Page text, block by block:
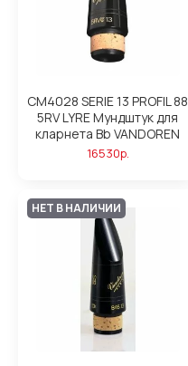
CM4028 SERIE 13 PROFIL 88
5RV LYRE Мундштук для
кларнета Bb VANDOREN
16530р.
НЕТ В НАЛИЧИИ